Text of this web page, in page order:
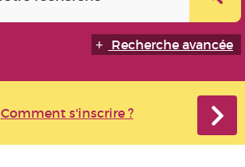
Recherche avancée
Comment s'inscrire ?